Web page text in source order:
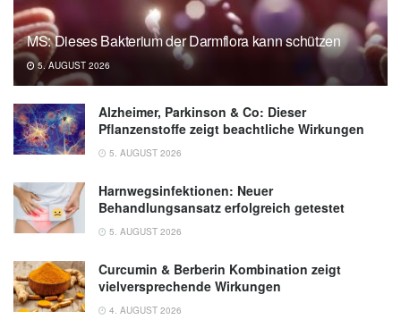
MS: Dieses Bakterium der Darmflora kann schützen
5. AUGUST 2026
Alzheimer, Parkinson & Co: Dieser
Pflanzenstoffe zeigt beachtliche Wirkungen
5. AUGUST 2026
Harnwegsinfektionen: Neuer
Behandlungsansatz erfolgreich getestet
5. AUGUST 2026
Curcumin & Berberin Kombination zeigt
vielversprechende Wirkungen
4. AUGUST 2026